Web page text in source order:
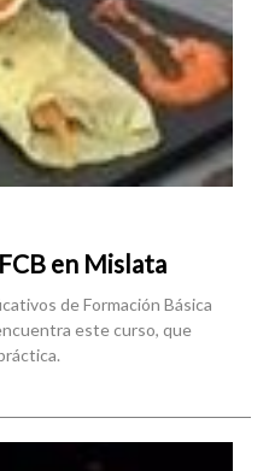
en Mislata
de Formación Básica
este curso, que